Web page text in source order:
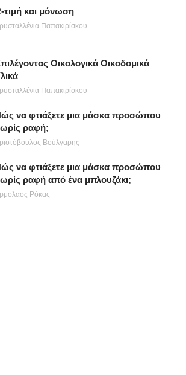
τιμή και μόνωση
Παπακιρίσκου
Οικολογικά Οικοδομικά
Παπακιρίσκου
να φτιάξετε μια μάσκα προσώπου
ραφή;
Βούλγαρης
να φτιάξετε μια μάσκα προσώπου
ραφή από ένα μπλουζάκι;
Ρόκας